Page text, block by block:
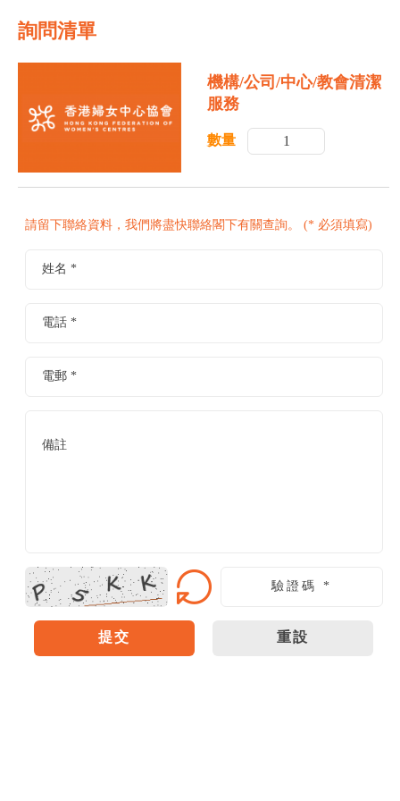
詢問清單
機構/公司/中心/教會清潔
服務
數量
請留下聯絡資料，我們將盡快聯絡閣下有關查詢。 (* 必須填寫)
提交 重設